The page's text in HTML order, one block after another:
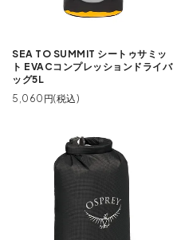
SEA TO SUMMIT シートゥサミッ
ト EVACコンプレッションドライバ
ッグ5L
5,060円(税込)